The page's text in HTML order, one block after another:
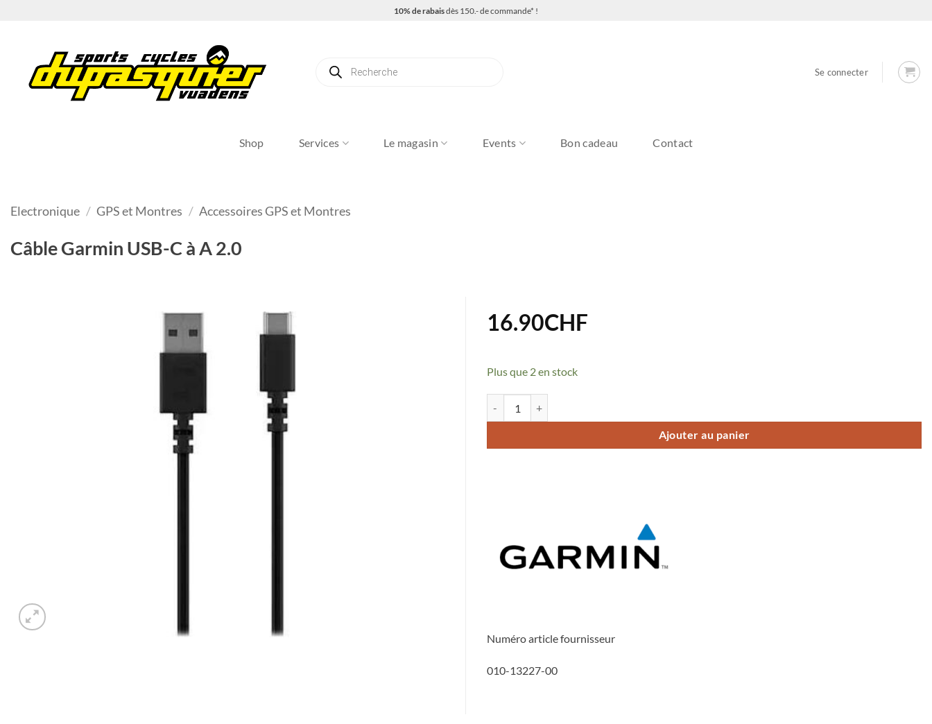
10% de rabaisdès 150.- de commande* !
produits
Se connecter
Shop Services Le magasin Events Bon cadeau Contact
Electronique / GPS et Montres / Accessoires GPS et Montres
Câble Garmin USB-C à A 2.0
16.90CHF
Plus que 2 en stock
Ajouter au panier
Numéro article fournisseur
010-13227-00